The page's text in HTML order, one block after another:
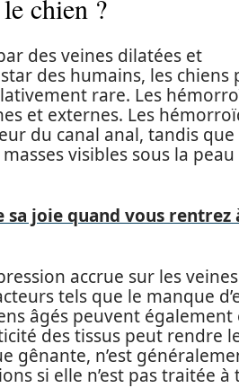
chien ?
des veines dilatées et
des humains, les chiens
rare. Les
et externes. Les
du canal anal, tandis que
visibles sous la
joie quand vous rentrez
accrue sur les veines
tels que le manque
âgés peuvent également
des tissus peut rendre
gênante, n’est
si elle n’est pas traitée à